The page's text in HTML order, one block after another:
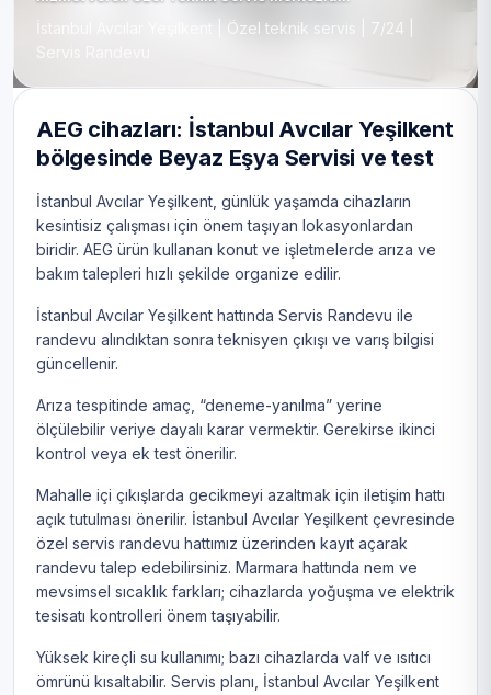
İstanbul Avcılar Yeşilkent | Özel teknik servis | 7/24 |
AEG cihazları: İstanbul Avcılar Yeşilkent
bölgesinde Beyaz Eşya Servisi ve test
İstanbul Avcılar Yeşilkent, günlük yaşamda cihazların
kesintisiz çalışması için önem taşıyan lokasyonlardan
biridir. AEG ürün kullanan konut ve işletmelerde arıza ve
bakım talepleri hızlı şekilde organize edilir.
İstanbul Avcılar Yeşilkent hattında Servis Randevu ile
randevu alındıktan sonra teknisyen çıkışı ve varış bilgisi
güncellenir.
Arıza tespitinde amaç, “deneme-yanılma” yerine
ölçülebilir veriye dayalı karar vermektir. Gerekirse ikinci
kontrol veya ek test önerilir.
Mahalle içi çıkışlarda gecikmeyi azaltmak için iletişim hattı
açık tutulması önerilir. İstanbul Avcılar Yeşilkent çevresinde
özel servis randevu hattımız üzerinden kayıt açarak
randevu talep edebilirsiniz. Marmara hattında nem ve
mevsimsel sıcaklık farkları; cihazlarda yoğuşma ve elektrik
tesisatı kontrolleri önem taşıyabilir.
Yüksek kireçli su kullanımı; bazı cihazlarda valf ve ısıtıcı
ömrünü kısaltabilir. Servis planı, İstanbul Avcılar Yeşilkent